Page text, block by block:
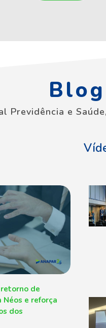
Blog
Previdência e
de
e reforça
dos